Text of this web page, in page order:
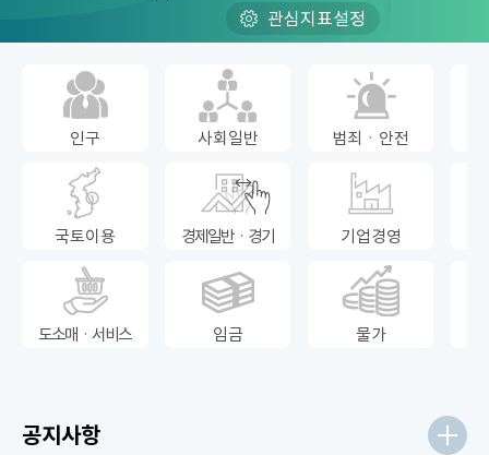
관심지표설정
인구 사회일반 범죄ㆍ안전
국토이용 경제일반ㆍ경기 기업경영
도소매ㆍ서비스 임금 물가
공지사항